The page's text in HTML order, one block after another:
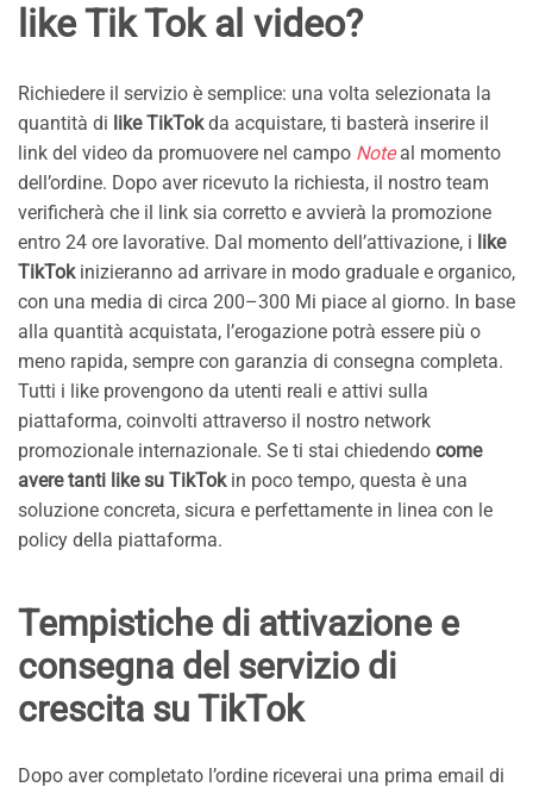
like Tik Tok al video?
Richiedere il servizio è semplice: una volta selezionata la
quantità di like TikTokda acquistare, ti basterà inserire il
link del video da promuovere nel campo Noteal momento
dell’ordine. Dopo aver ricevuto la richiesta, il nostro team
verificherà che il link sia corretto e avvierà la promozione
entro 24 ore lavorative. Dal momento dell’attivazione, i like
TikTokinizieranno ad arrivare in modo graduale e organico,
con una media di circa 200–300 Mi piace al giorno. In base
alla quantità acquistata, l’erogazione potrà essere più o
meno rapida, sempre con garanzia di consegna completa.
Tutti i like provengono da utenti reali e attivi sulla
piattaforma, coinvolti attraverso il nostro network
promozionale internazionale. Se ti stai chiedendo come
avere tanti like su TikTokin poco tempo, questa è una
soluzione concreta, sicura e perfettamente in linea con le
policy della piattaforma.
Tempistiche di attivazione e
consegna del servizio di
crescita su TikTok
Dopo aver completato l’ordine riceverai una prima email di